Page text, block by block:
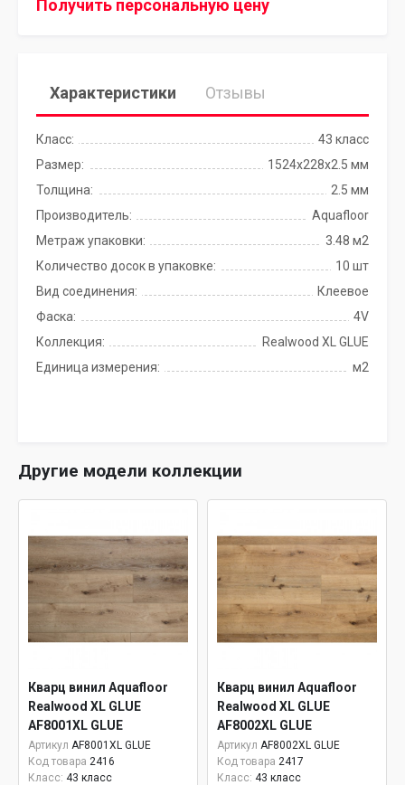
Получить персональную цену
Характеристики Отзывы
Класс:
43 класс
Размер:
1524x228x2.5 мм
Толщина:
2.5 мм
Производитель:
Aquafloor
Метраж упаковки:
3.48 м2
Количество досок в упаковке:
10 шт
Вид соединения:
Клеевое
Фаска:
4V
Коллекция:
Realwood XL GLUE
Единица измерения:
м2
Другие модели коллекции
Кварц винил Aquafloor
Realwood XL GLUE
AF8001XL GLUE
Артикул AF8001XL GLUE
Код товара 2416
Класс: 43 класс
Кварц винил Aquafloor
Realwood XL GLUE
AF8002XL GLUE
Артикул AF8002XL GLUE
Код товара 2417
Класс: 43 класс